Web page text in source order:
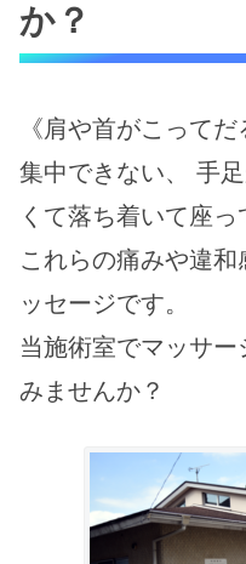
か？
《肩や首がこって
集中できない、 手
くて落ち着いて座っ
これらの痛みや違
ッセージです。
当施術室でマッサ
みませんか？